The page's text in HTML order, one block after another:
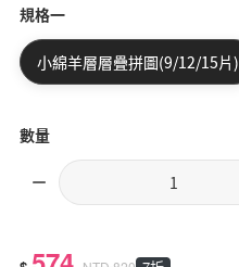
規格一
小綿羊層層疊拼圖(9/12/15片)
數量